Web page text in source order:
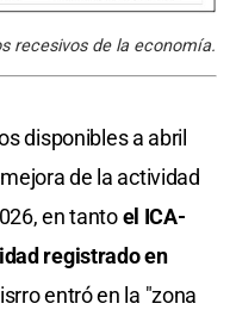
recesivos de la economía.
disponibles a abril
de la actividad
en tantoel ICA-
registrado en
entró en la "zona